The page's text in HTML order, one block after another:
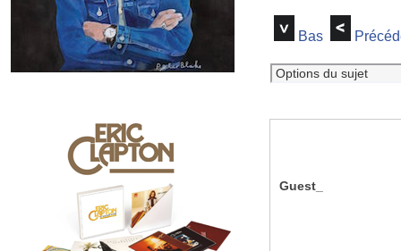
Bas
Guest_